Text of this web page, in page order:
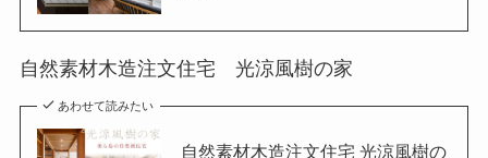
自然素材木造注文住宅 光涼風樹の家
あわせて読みたい
自然素材木造注文住宅 光涼風樹の